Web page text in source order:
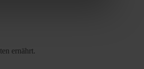
ernährt.